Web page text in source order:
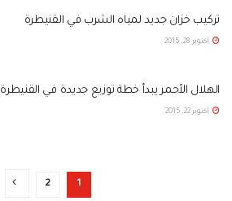
تركيب خزان جديد لمياه الشرب في القنيطرة
أكتوبر 28, 2015
الهلال الأحمر يبدأ خطة توزيع جديدة في القنيطرة
أكتوبر 22, 2015
1
2